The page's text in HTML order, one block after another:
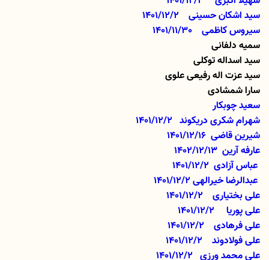
سید اشکان حسینی 1401/12/2
سیروس کاظمی
1401/11/30
سمیه دلفانی
سید اسداله توکلی
سید عزت اله رفیعی علوی
سارا شمشادی
سعید چوبکار
شهرام شکری دریکوند 1401/12/2
شیرین قاضی 1401/12/16
عارفه آرین 1402/12/13
عباس آزادی 1401/12/2
عبدالرضا خیرالهی 1401/12/2
علی بختیاری 1401/12/2
علی پوریا 1401/12/2
علی فرهادی
1401/12/2
علی فولادوند 1401/12/2
علی محمد ورزی 1401/12/2